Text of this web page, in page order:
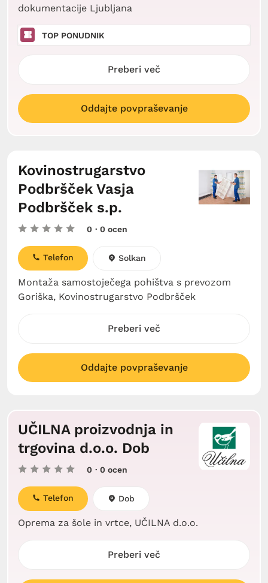
dokumentacije Ljubljana
TOP PONUDNIK
Preberi več
Oddajte povpraševanje
Kovinostrugarstvo
Podbršček Vasja
Podbršček s.p.
0 · 0 ocen
Montaža samostoječega pohištva s prevozom
Goriška, Kovinostrugarstvo Podbršček
Telefon Solkan
Preberi več
Oddajte povpraševanje
UČILNA proizvodnja in
trgovina d.o.o. Dob
0 · 0 ocen
Oprema za šole in vrtce, UČILNA d.o.o.
Telefon Dob
Preberi več